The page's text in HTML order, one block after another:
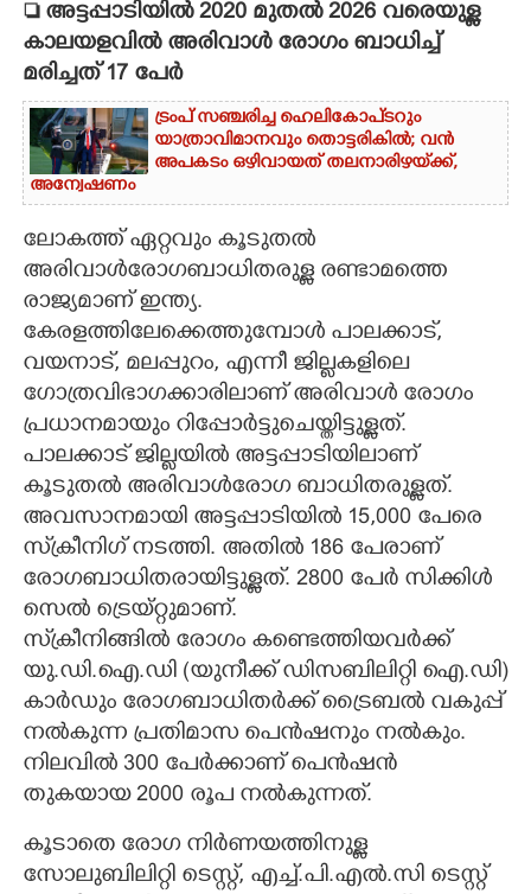
CARTOONS
LITERATURE
ZOOM
CONTACT US
 അട്ടപ്പാടിയിൽ 2020 മുതൽ 2026 വരെയുള്ള
കാലയളവിൽ അരിവാൾ രോഗം ബാധിച്ച്
മരിച്ചത് 17 പേ‌ർ
ട്രംപ് സഞ്ചരിച്ച ഹെലികോപ്‌ടറും
യാത്രാവിമാനവും തൊട്ടരികിൽ; വൻ
അപകടം ഒഴിവായത് തലനാരിഴയ്‌ക്ക്,
അന്വേഷണം
ലോകത്ത് ഏറ്റവും കൂടുതൽ
അരിവാൾരോഗബാധിതരുള്ള രണ്ടാമത്തെ
രാജ്യമാണ് ഇന്ത്യ.
കേരളത്തിലേക്കെത്തുമ്പോൾ പാലക്കാട്,
വയനാട്, മലപ്പുറം, എന്നീ ജില്ലകളിലെ
ഗോത്രവിഭാഗക്കാരിലാണ് അരിവാൾ രോഗം
പ്രധാനമായും റിപ്പോർട്ടുചെയ്തിട്ടുള്ളത്.
പാലക്കാട് ജില്ലയിൽ അട്ടപ്പാടിയിലാണ്
കൂടുതൽ അരിവാൾരോഗ ബാധിതരുള്ളത്.
അവസാനമായി അട്ടപ്പാടിയിൽ 15,000 പേരെ
സ്‌ക്രീനിഗ് നടത്തി. അതിൽ 186 പേരാണ്
രോഗബാധിതരായിട്ടുള്ളത്. 2800 പേർ സിക്കിൾ
സെൽ ട്രെയ്റ്റുമാണ്.
സ്‌ക്രീനിങ്ങിൽ രോഗം കണ്ടെത്തിയവർക്ക്
യു.ഡി.ഐ.ഡി (യുനീക്ക് ഡിസബിലിറ്റി ഐ.ഡി)
കാർഡും രോഗബാധിതർക്ക് ട്രൈബൽ വകുപ്പ്
നൽകുന്ന പ്രതിമാസ പെൻഷനും നൽകും.
നിലവിൽ 300 പേർക്കാണ് പെൻഷൻ
തുകയായ 2000 രൂപ നൽകുന്നത്.
കൂടാതെ രോഗ നിർണയത്തിനുള്ള
സോലുബിലിറ്റി ടെസ്റ്റ്, എച്ച്.പി.എൽ.സി ടെസ്റ്റ്